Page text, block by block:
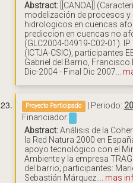
Abstract: [[CANOA]]
modelización de procesos y
hidrologicos en cuencas
prediccion en cuencas no
(GLC2004-04919-C02-01).
(ICTJA-CSIC), participantes
Gabriel del Barrio,
Dic-2004 - Final Dic 2007...
Proyecto Participado | Periodo:
Financiador:
Abstract:Análisis de la
la Red Natura 2000 en
apoyo tecnológico con el
Ambiente y la empresa
del barrio; participantes:
Sebastián Márquez.... mas